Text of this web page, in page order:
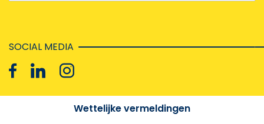
SOCIAL MEDIA
Wettelijke vermeldingen